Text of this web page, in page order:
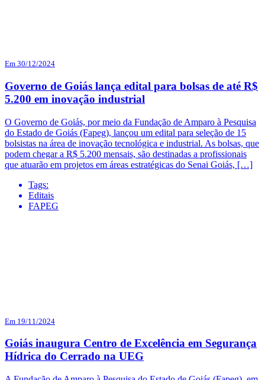
Em 30/12/2024
Governo de Goiás lança edital para bolsas de até R$
5.200 em inovação industrial
O Governo de Goiás, por meio da Fundação de Amparo à Pesquisa
do Estado de Goiás (Fapeg), lançou um edital para seleção de 15
bolsistas na área de inovação tecnológica e industrial. As bolsas, que
podem chegar a R$ 5.200 mensais, são destinadas a profissionais
que atuarão em projetos em áreas estratégicas do Senai Goiás, […]
Tags:
Editais
FAPEG
Em 19/11/2024
Goiás inaugura Centro de Excelência em Segurança
Hídrica do Cerrado na UEG